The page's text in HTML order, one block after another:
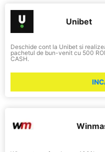
Unibet
Deschide cont la Unibet si
pachetul de bun-venit cu 500
CASH.